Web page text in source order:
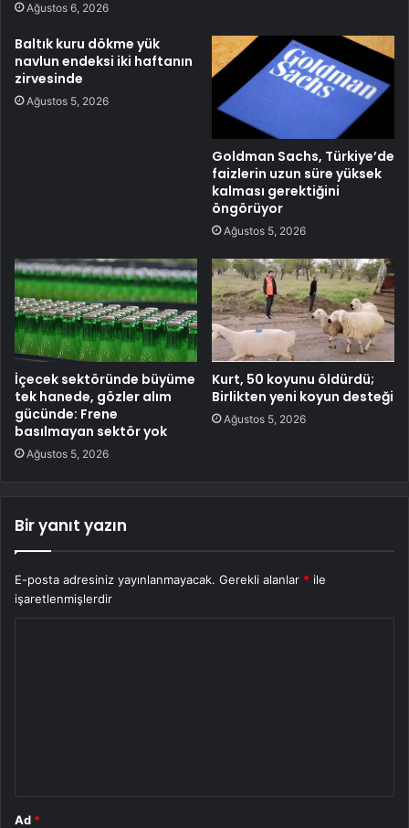
Ağustos 6, 2026
Baltık kuru dökme yük
navlun endeksi iki haftanın
zirvesinde
Ağustos 5, 2026
Goldman Sachs, Türkiye’de
faizlerin uzun süre yüksek
kalması gerektiğini
öngörüyor
Ağustos 5, 2026
İçecek sektöründe büyüme
tek hanede, gözler alım
gücünde: Frene
basılmayan sektör yok
Ağustos 5, 2026
Kurt, 50 koyunu öldürdü;
Birlikten yeni koyun desteği
Ağustos 5, 2026
Bir yanıt yazın
E-posta adresiniz yayınlanmayacak. Gerekli alanlar * ile
işaretlenmişlerdir
Ad *